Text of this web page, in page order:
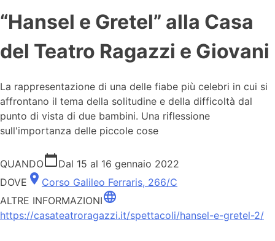
“Hansel e Gretel” alla Casa
del Teatro Ragazzi e Giovani
La rappresentazione di una delle fiabe più celebri in cui si
affrontano il tema della solitudine e della difficoltà dal
punto di vista di due bambini. Una riflessione
sull'importanza delle piccole cose
QUANDO calendar_today Dal 15 al 16 gennaio 2022
DOVE place Corso Galileo Ferraris, 266/C
ALTRE INFORMAZIONIlanguage
https://casateatroragazzi.it/spettacoli/hansel-e-gretel-2/